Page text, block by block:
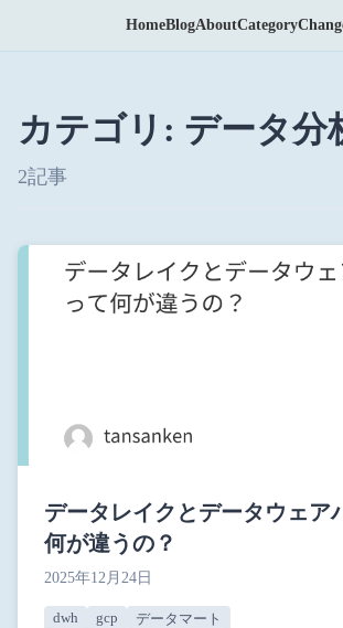
HomeBlogAboutCategory
カテゴリ: データ分
2記事
データレイクとデータウェア
何が違うの？
2025年12月24日
dwh gcp データマート